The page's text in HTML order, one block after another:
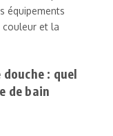
équipements
couleur et la
: quel
de bain